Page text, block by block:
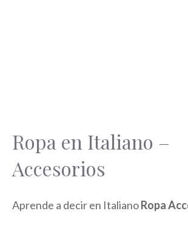
Ropa en Italiano –
Accesorios
Aprende a decir en ItalianoRopa